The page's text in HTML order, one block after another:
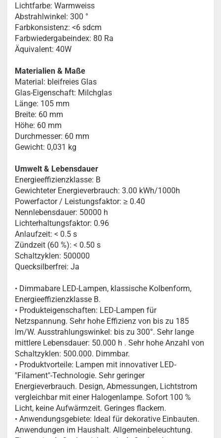
Lichtfarbe: Warmweiss
Abstrahlwinkel: 300 °
Farbkonsistenz: <6 sdcm
Farbwiedergabeindex: 80 Ra
Äquivalent: 40W
Materialien & Maße
Material: bleifreies Glas
Glas-Eigenschaft: Milchglas
Länge: 105 mm
Breite: 60 mm
Höhe: 60 mm
Durchmesser: 60 mm
Gewicht: 0,031 kg
Umwelt & Lebensdauer
Energieeffizienzklasse: B
Gewichteter Energieverbrauch: 3.00 kWh/1000h
Powerfactor / Leistungsfaktor: ≥ 0.40
Nennlebensdauer: 50000 h
Lichterhaltungsfaktor: 0.96
Anlaufzeit: < 0.5 s
Zündzeit (60 %): < 0.50 s
Schaltzyklen: 500000
Quecksilberfrei: Ja
• Dimmabare LED-Lampen, klassische Kolbenform,
Energieeffizienzklasse B.
• Produkteigenschaften: LED-Lampen für
Netzspannung. Sehr hohe Effizienz von bis zu 185
lm/W. Ausstrahlungswinkel: bis zu 300°. Sehr lange
mittlere Lebensdauer: 50.000 h . Sehr hohe Anzahl von
Schaltzyklen: 500.000. Dimmbar.
• Produktvorteile: Lampen mit innovativer LED-
"Filament"-Technologie. Sehr geringer
Energieverbrauch. Design, Abmessungen, Lichtstrom
vergleichbar mit einer Halogenlampe. Sofort 100 %
Licht, keine Aufwärmzeit. Geringes flackern.
• Anwendungsgebiete: Ideal für dekorative Einbauten.
Anwendungen im Haushalt. Allgemeinbeleuchtung.